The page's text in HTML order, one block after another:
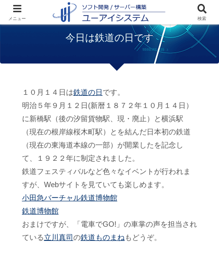
お知らせ 今日は鉄道の日です
今日は鉄道の日です
１０月１４日は鉄道の日です。
明治５年９月１２日(新暦１８７２年１０月１４日）
に新橋駅（後の汐留貨物駅、現・廃止）と横浜駅
（現在の根岸線桜木町駅）とを結んだ日本初の鉄道
（現在の東海道本線の一部）が開業したを記念し
て、１９２２年に制定されました。
鉄道フェスティバルなど色々なイベントが行われま
すが、Webサイトを見ていても楽しめます。
小田急バーチャル鉄道博物館
鉄道博物館
おまけですが、「電車でGO!」の車掌の声を担当され
ている立川真司の鉄道ものまね もどうぞ。
メニュー 検索